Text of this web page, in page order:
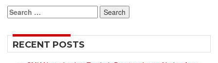
Search
for:
RECENT POSTS